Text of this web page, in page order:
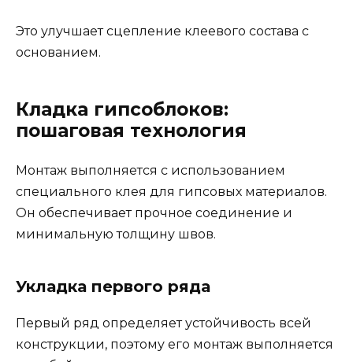
Это улучшает сцепление клеевого состава с
основанием.
Кладка гипсоблоков:
пошаговая технология
Монтаж выполняется с использованием
специального клея для гипсовых материалов.
Он обеспечивает прочное соединение и
минимальную толщину швов.
Укладка первого ряда
Первый ряд определяет устойчивость всей
конструкции, поэтому его монтаж выполняется